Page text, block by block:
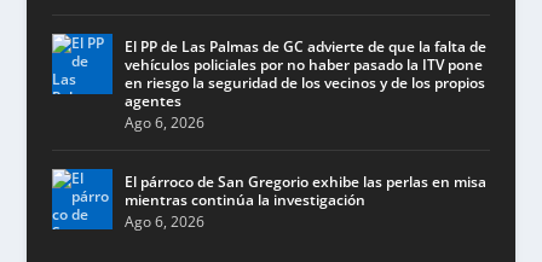
El PP de Las Palmas de GC advierte de que la falta de
vehículos policiales por no haber pasado la ITV pone
en riesgo la seguridad de los vecinos y de los propios
agentes
Ago 6, 2026
El párroco de San Gregorio exhibe las perlas en misa
mientras continúa la investigación
Ago 6, 2026